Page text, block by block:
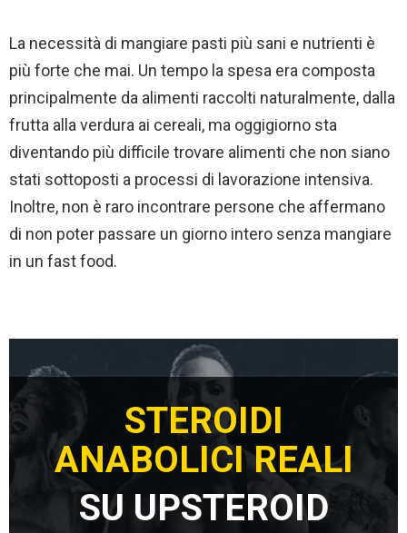
La necessità di mangiare pasti più sani e nutrienti è
più forte che mai. Un tempo la spesa era composta
principalmente da alimenti raccolti naturalmente, dalla
frutta alla verdura ai cereali, ma oggigiorno sta
diventando più difficile trovare alimenti che non siano
stati sottoposti a processi di lavorazione intensiva.
Inoltre, non è raro incontrare persone che affermano
di non poter passare un giorno intero senza mangiare
in un fast food.
STEROIDI
ANABOLICI REALI
SU UPSTEROID